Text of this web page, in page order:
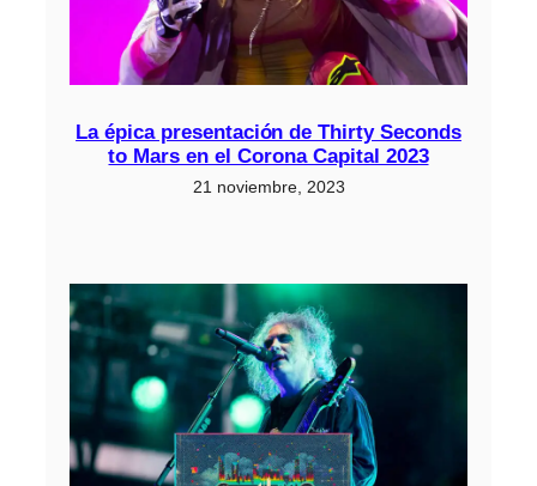
La épica presentación de Thirty Seconds
to Mars en el Corona Capital 2023
21 noviembre, 2023